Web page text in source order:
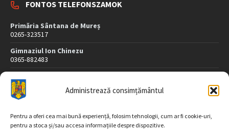
Administrează consimțământul
Pentru a oferi cea mai bună experiență, folosim tehnologii, cum ar fi cookie-uri,
pentru a stoca și/sau accesa informațiile despre dispozitive.
FONTOS TELEFONSZAMOK
Primăria Sântana de Mureș
0265-323517
Gimnaziul Ion Chinezu
0365-882483
0265-323507
Poliție